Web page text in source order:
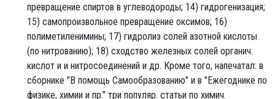
превращение спиртов в углеводороды; 14) гидрогенизация;
15) самопроизвольное превращение оксимов; 16)
полиметиленимины; 17) гидролиз солей азотной кислоты
(по нитрованию); 18) сходство железных солей органич.
кислот и и нитросоединений и др. Кроме того, напечатал: в
сборнике "В помощь Самообразованию" и в "Ежегоднике по
физике, химии и пр." три популяр. статьи по химич.